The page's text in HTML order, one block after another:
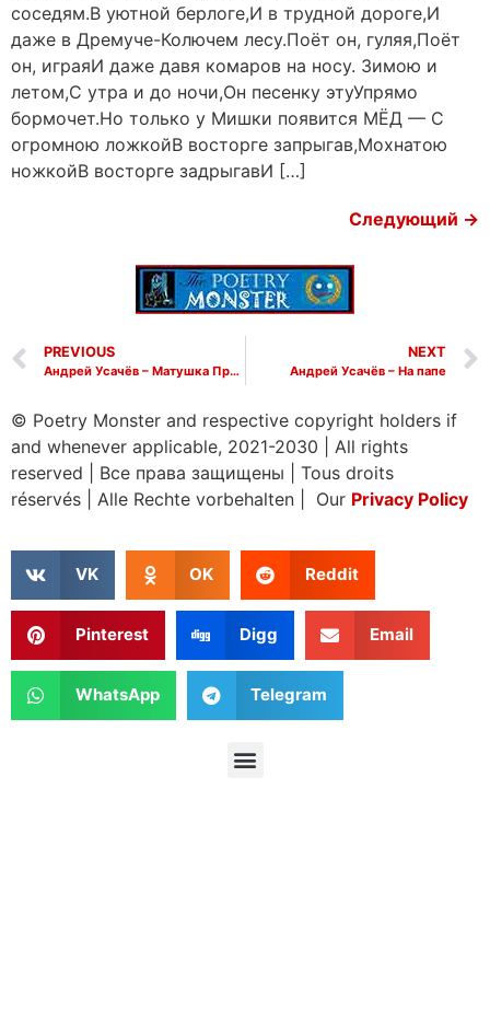
соседям.В уютной берлоге,И в трудной дороге,И
даже в Дремуче-Колючем лесу.Поёт он, гуляя,Поёт
он, играяИ даже давя комаров на носу. Зимою и
летом,С утра и до ночи,Он песенку этуУпрямо
бормочет.Но только у Мишки появится МЁД — С
огромною ложкойВ восторге запрыгав,Мохнатою
ножкойВ восторге задрыгавИ […]
Следующий →
PREVIOUS
Андрей Усачёв – Матушка Природа
NEXT
Андрей Усачёв – На папе
© Poetry Monster and respective copyright holders if
and whenever applicable, 2021-2030
All rights
reserved
Все права защищены
Tous droits
réservés
Alle Rechte vorbehalten | Our Privacy Policy
VK OK Reddit
Pinterest Digg Email
WhatsApp Telegram